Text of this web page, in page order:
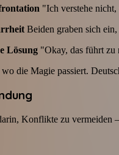
"Ich verstehe
Beiden graben sich
Lösung "Okay, das führt zu
die Magie passiert.
Konflikte zu vermeiden